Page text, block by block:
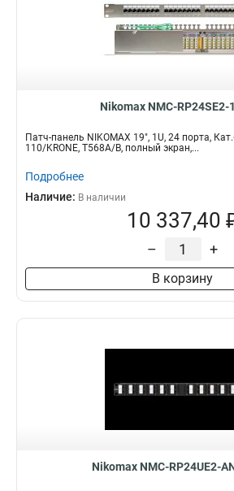
Nikomax NMC-RP24SE2-
Патч-панель NIKOMAX 19", 1U, 24 порта,
110/KRONE, T568A/B, полный экран,...
Подробнее
Наличие: В наличии
10 337,40
– +
В корзину
Nikomax NMC-RP24UE2-